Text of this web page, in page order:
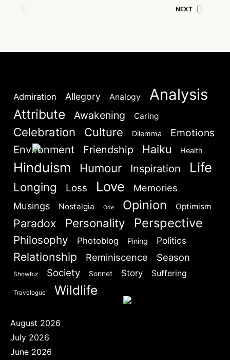
NEXT
Admiration Allegory Analogy Analysis
Attribute Awakening Caring
Celebration Culture Dilemma
Emotions
Environment
Friendship Haiku Health
Hinduism Humour Inspiration Life
Longing Loss Love
Memories
Musings
Nostalgia Ode Opinion Optimism
Paradox Personality Perspective
Philosophy Photoblog Pining Politics
Relationship Reminiscence Season
Showbiz Society Sonnet Story Suffering
Travelogue Wildlife
August 2026
July 2026
June 2026